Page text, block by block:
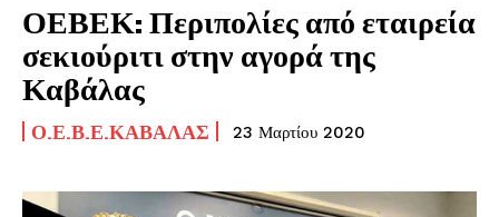
ΟΕΒΕΚ: Περιπολίες από εταιρεία
σεκιούριτι στην αγορά της
Καβάλας
Ο.Ε.Β.Ε.ΚΑΒΆΛΑΣ 23 Μαρτίου 2020